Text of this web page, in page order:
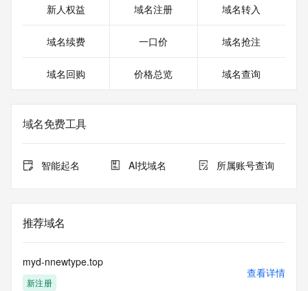
新人权益 域名注册 域名转入
域名续费 一口价 域名抢注
域名回购 价格总览 域名查询
域名免费工具
智能起名 AI找域名 所属账号查询
推荐域名
myd-nnewtype.top
新注册
查看详情